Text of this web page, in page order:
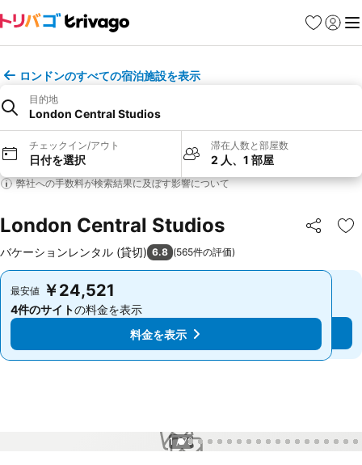
お気に入り
ログイ
メ
ロンドンのすべての宿泊施設を表示
目的地
London Central Studios
チェックイン/アウト
日付を選択
滞在人数と部屋数
2 人、1 部屋
弊社への手数料が検索結果に及ぼす影響について
London Central Studios シェア お
バケーションレンタル (貸切) 6.8 (565件の評価)
最安値 ￥24,521
4件のサイトの料金を表示
料金を表示
最安値 ￥24,521
4件のサイトの料金を表示
料金を表示
1 / 79